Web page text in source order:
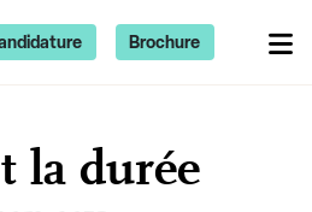
la durée
Brochure